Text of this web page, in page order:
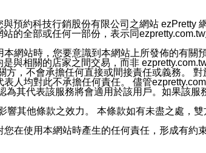
本網站各項服務之資料或電子郵件供您參考
服務好友，您仍可接收到通知型訊息。
其他目的的訊息皆不會被傳送。滿足以下
。
證官方帳號的通知型訊息。
預約科技行銷股份有限公司之網站 ezPretty
的全部或任何一部份，表示同
網站時，您要意識到本網站上所發佈的有關
與相關的店家之間交易，而非
，不會承擔任何直接或間接責任或義務。
人均對此不承擔任何責任。 儘管
其代表該服務將會適用於該用戶。如果該服
其他條款之效力。 本條款如有未盡之處，
在使用本網站時產生的任何責任，形成有